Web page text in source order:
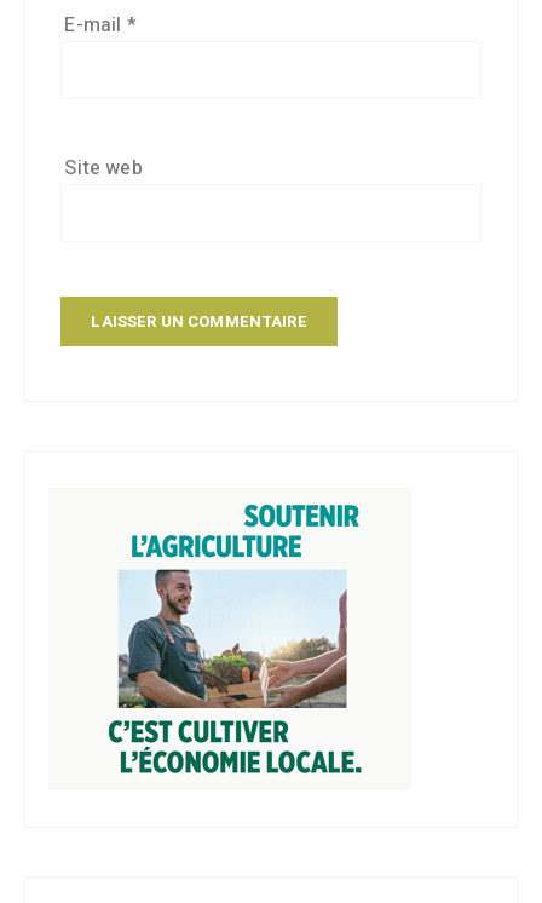
E-mail *
Site web